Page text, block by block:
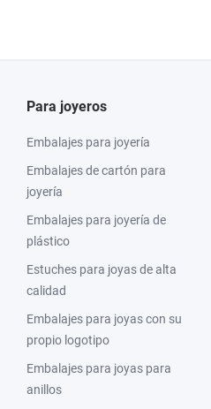
Para joyeros
Embalajes para joyería
Embalajes de cartón para
joyería
Embalajes para joyería de
plástico
Estuches para joyas de alta
calidad
Embalajes para joyas con su
propio logotipo
Embalajes para joyas para
anillos